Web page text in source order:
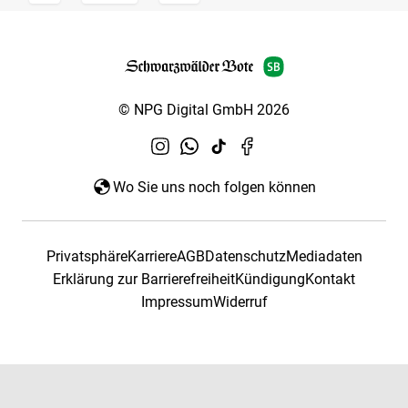
© NPG Digital GmbH 2026
Wo Sie uns noch folgen können
PrivatsphäreKarriereAGBDatenschutzMediadaten
Erklärung zur BarrierefreiheitKündigungKontakt
ImpressumWiderruf